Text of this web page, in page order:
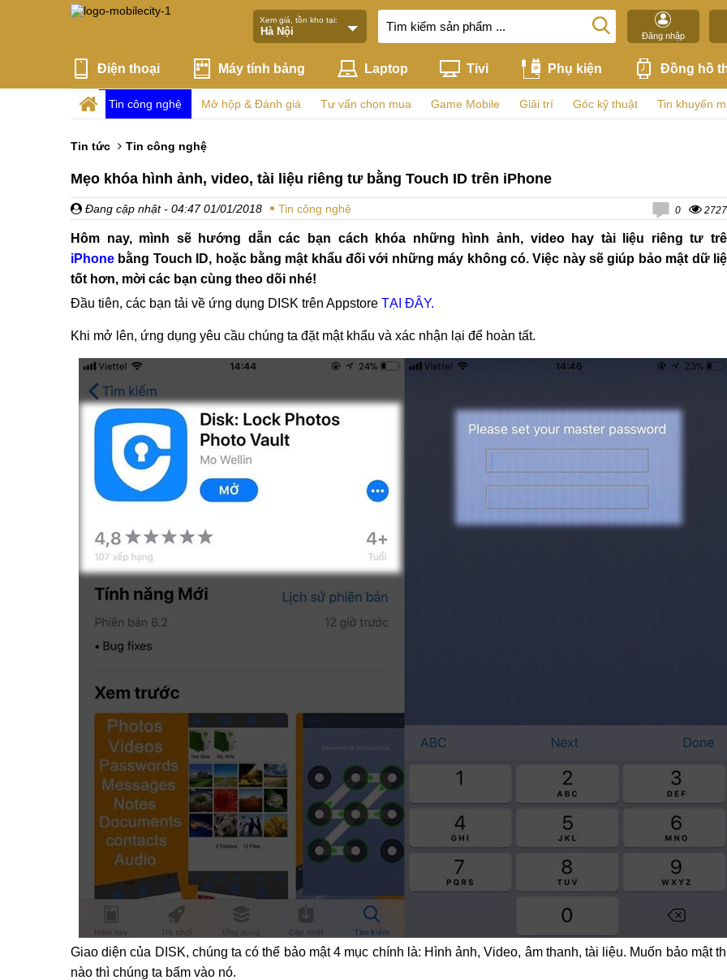
Xem giá, tồn kho tại:
Đăng nhập
Điện thoại Máy tính bảng Laptop Tivi Phụ kiện Đồng hồ
Tin công nghệ Mở hộp & Đánh giá Tư vấn chọn mua Game Mobile Giải trí Góc kỹ thuật Tin khuyến
Tin tức Tin công nghệ
Mẹo khóa hình ảnh, video, tài liệu riêng tư bằng Touch ID trên iPhone
Đang cập nhật - 04:47 01/01/2018 Tin công nghệ 0 2727
Hôm nay, mình sẽ hướng dẫn các bạn cách khóa những hình ảnh, video hay tài liệu riêng tư
iPhone bằng Touch ID, hoặc bằng mật khẩu đối với những máy không có. Việc này sẽ giúp bảo mật dữ
tốt hơn, mời các bạn cùng theo dõi nhé!
Đầu tiên, các bạn tải về ứng dụng DISK trên Appstore TẠI ĐÂY.
Khi mở lên, ứng dụng yêu cầu chúng ta đặt mật khẩu và xác nhận lại để hoàn tất.
Giao diện của DISK, chúng ta có thể bảo mật 4 mục chính là: Hình ảnh, Video, âm thanh, tài liệu. Muốn bảo mật
nào thì chúng ta bấm vào nó.